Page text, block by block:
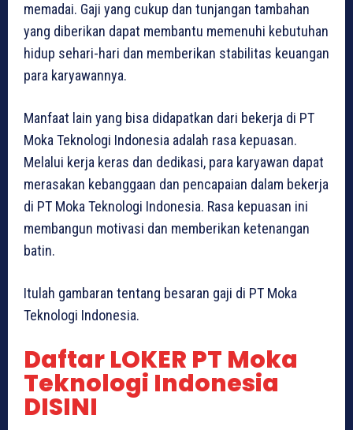
memadai. Gaji yang cukup dan tunjangan tambahan
yang diberikan dapat membantu memenuhi kebutuhan
hidup sehari-hari dan memberikan stabilitas keuangan
para karyawannya.
Manfaat lain yang bisa didapatkan dari bekerja di PT
Moka Teknologi Indonesia adalah rasa kepuasan.
Melalui kerja keras dan dedikasi, para karyawan dapat
merasakan kebanggaan dan pencapaian dalam bekerja
di PT Moka Teknologi Indonesia. Rasa kepuasan ini
membangun motivasi dan memberikan ketenangan
batin.
Itulah gambaran tentang besaran gaji di PT Moka
Teknologi Indonesia.
Daftar LOKER PT Moka
Teknologi Indonesia
DISINI